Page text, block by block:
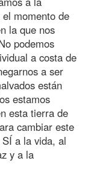
momento de
la que nos
podemos
a costa de
a ser
están
estamos
esta tierra de
cambiar este
a la vida, al
y a la